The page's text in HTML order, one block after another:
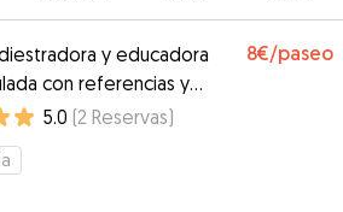
y educadora
y
canina
8€/paseo
5.0 (2 Reservas)